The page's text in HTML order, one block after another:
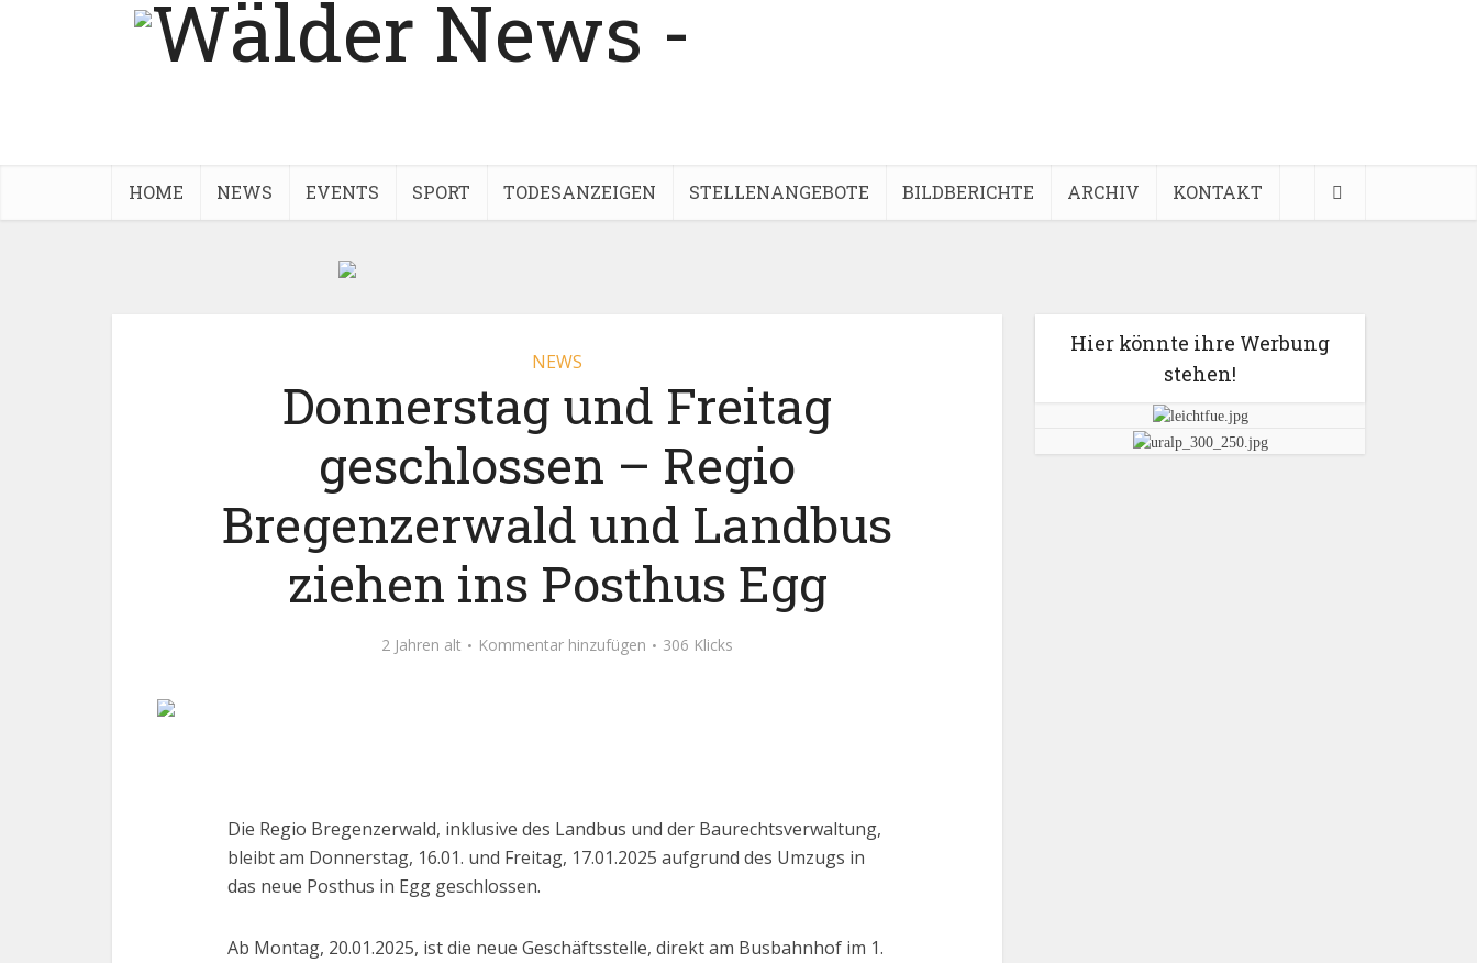
HOME NEWS EVENTS SPORT TODESANZEIGEN STELLENANGEBOTE BILDBERICHTE ARCHIV KONTAKT
NEWS
Donnerstag und Freitag
geschlossen – Regio
Bregenzerwald und Landbus
ziehen ins Posthus Egg
2 Jahren alt Kommentar hinzufügen 306 Klicks
Die Regio Bregenzerwald, inklusive des Landbus und der Baurechtsverwaltung,
bleibt am Donnerstag, 16.01. und Freitag, 17.01.2025 aufgrund des Umzugs in
das neue Posthus in Egg geschlossen.
Ab Montag, 20.01.2025, ist die neue Geschäftsstelle, direkt am Busbahnhof im 1.
Hier könnte ihre Werbung
stehen!